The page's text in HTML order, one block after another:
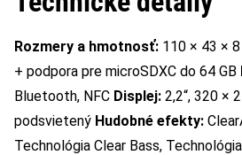
Rozmery a hmotnosť: 110 × 43 ×
+ podpora pre microSDXC do 64 GB
Bluetooth, NFC Displej: 2,2“, 320 ×
podsvietený Hudobné efekty:
Technológia Clear Bass,